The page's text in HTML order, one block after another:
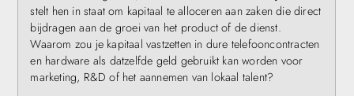
stelt hen in staat om kapitaal te alloceren aan zaken die direct
bijdragen aan de groei van het product of de dienst.
Waarom zou je kapitaal vastzetten in dure telefooncontracten
en hardware als datzelfde geld gebruikt kan worden voor
marketing, R&D of het aannemen van lokaal talent?